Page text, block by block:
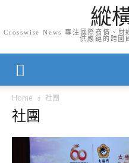
縱
Crosswise News 專注國際商情、財
供應鏈的跨國
Home 社團
社團